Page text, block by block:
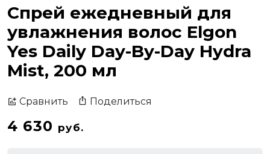
Спрей ежедневный для
увлажнения волос Elgon
Yes Daily Day-By-Day Hydra
Mist, 200 мл
Сравнить Поделиться
4 630 руб.